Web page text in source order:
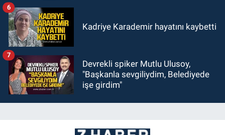
Kadriye Karademir hayatını kaybetti
6
Devrekli spiker Mutlu Ulusoy,
"Başkanla sevgiliydim, Belediyede
işe girdim"
7